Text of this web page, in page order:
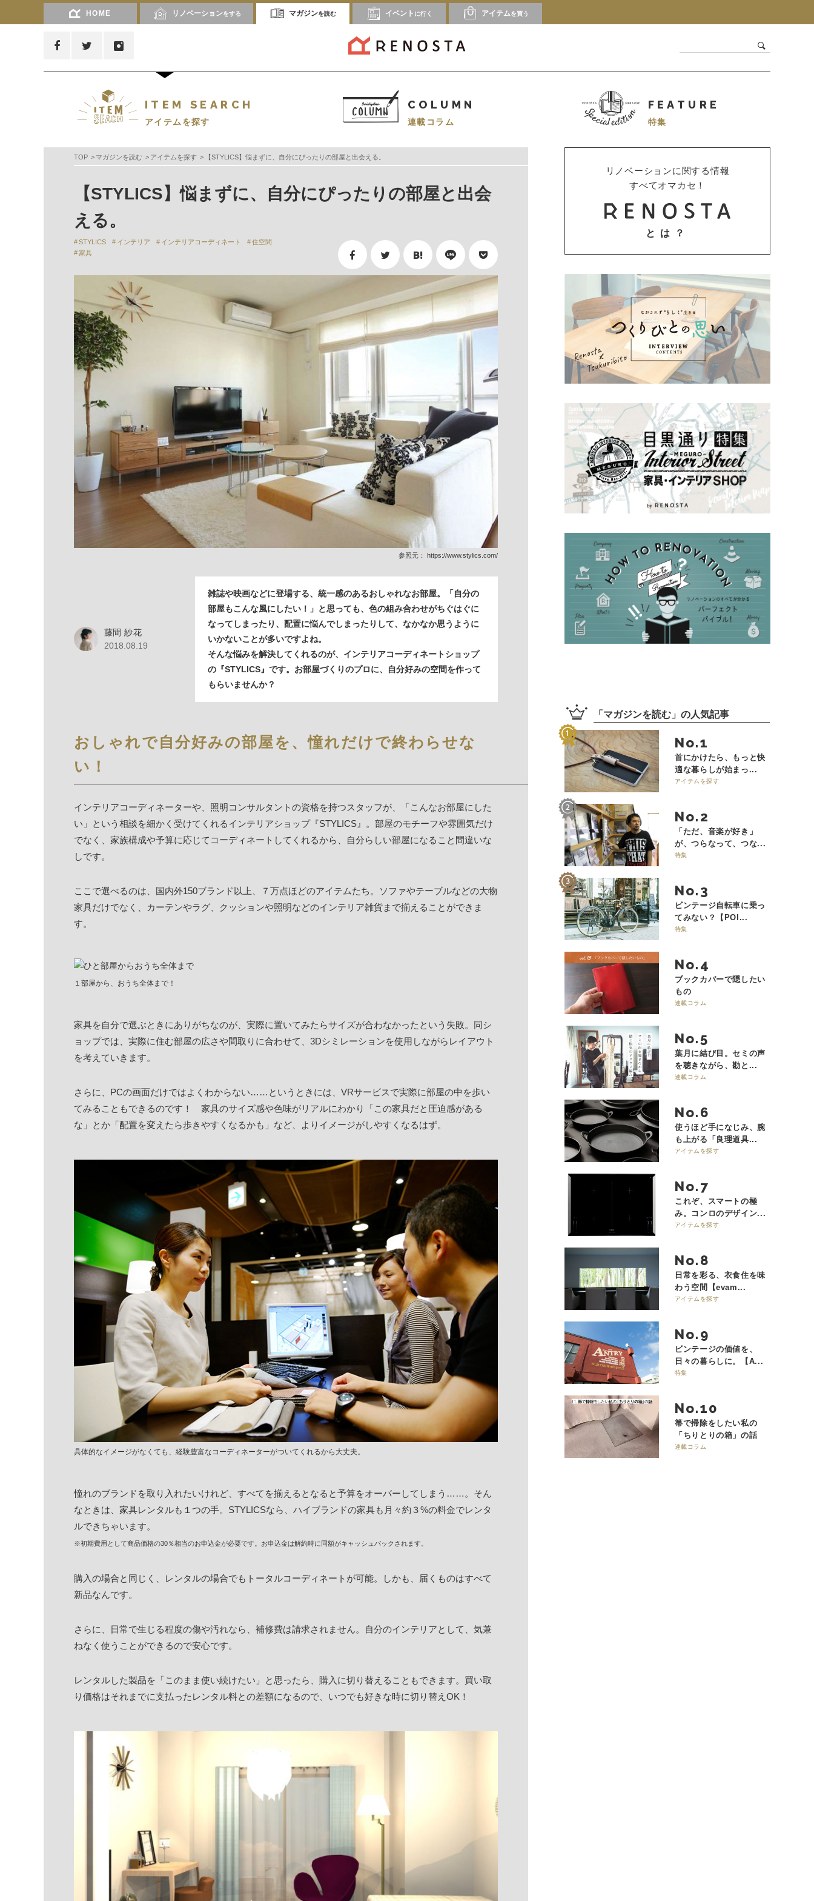
HOME リノベーションをする マガジンを読む イベント に行く アイテムを買う
ITEM SEARCH
アイテムを探す
COLUMN
連載コラム
FEATURE
特集
TOP マガジンを読む アイテムを探す 【STYLICS】悩まずに、自分にぴったりの部屋と出会える。
【STYLICS】悩まずに、自分にぴったりの部屋と出会
える。
STYLICS インテリア インテリアコーディネート
住空間
家具
参照元： https://www.stylics.com/
藤間 紗花
2018.08.19
雑誌や映画などに登場する、統一感のあるおしゃれなお部屋。「自分の
部屋もこんな風にしたい！」と思っても、色の組み合わせがちぐはぐに
なってしまったり、配置に悩んでしまったりして、なかなか思うように
いかないことが多いですよね。
そんな悩みを解決してくれるのが、インテリアコーディネートショップ
の『STYLICS』です。お部屋づくりのプロに、自分好みの空間を作って
もらいませんか？
おしゃれで自分好みの部屋を、憧れだけで終わらせな
い！
インテリアコーディネーターや、照明コンサルタントの資格を持つスタッフが、「こんなお部屋にした
い」という相談を細かく受けてくれるインテリアショップ『STYLICS』。部屋のモチーフや雰囲気だけ
でなく、家族構成や予算に応じてコーディネートしてくれるから、自分らしい部屋になること間違いな
しです。
ここで選べるのは、国内外150ブランド以上、７万点ほどのアイテムたち。
ソファやテーブルなどの大物
家具だけでなく、カーテンやラグ、クッションや照明などのインテリア雑貨まで揃えることができま
す。
１部屋から、おうち全体まで！
家具を自分で選ぶときにありがちなのが、実際に置いてみたらサイズが合わなかったという失敗。同シ
ョップでは、実際に住む部屋の広さや間取りに合わせて、3Dシミレーションを使用しながらレイアウト
を考えていきます。
さらに、PCの画面だけではよくわからない……というときには、VRサービスで実際に部屋の中を歩い
てみることもできるのです！ 家具のサイズ感や色味がリアルにわかり「この家具だと圧迫感がある
な」とか「配置を変えたら歩きやすくなるかも」など、よりイメージがしやすくなるはず。
具体的なイメージがなくても、経験豊富なコーディネーターがついてくれるから大丈夫。
憧れのブランドを取り入れたいけれど、すべてを揃えるとなると予算をオーバーしてしまう……。そん
なときは、家具レンタルも１つの手。STYLICSなら、ハイブランドの家具も月々約３%の料金でレンタ
ルできちゃいます。
※初期費用として商品価格の30％相当のお申込金が必要です。お申込金は解約時に同額がキャッシュバックされます。
購入の場合と同じく、レンタルの場合でもトータルコーディネートが可能。しかも、届くものはすべて
新品なんです。
さらに、日常で生じる程度の傷や汚れなら、補修費は請求されません。自分のインテリアとして、気兼
ねなく使うことができるので安心です。
レンタルした製品を「このまま使い続けたい」と思ったら、購入に切り替えることもできます。買い取
り価格はそれまでに支払ったレンタル料との差額になるので、いつでも好きな時に切り替えOK！
リノベーションに関する情報
すべてオマカセ！
とは？
「 マガジンを読む 」の人気記事
No.
首にかけたら、もっと快
適な暮らしが始まっ...
アイテムを探す
No.
「ただ、音楽が好き」
が、つらなって、つな...
特集
No.
ビンテージ自転車に乗っ
てみない？【POI...
特集
No.
ブックカバーで隠したい
もの
連載コラム
No.
葉月に結び目。セミの声
を聴きながら、勘と...
連載コラム
No.
使うほど手になじみ、腕
も上がる「良理道具...
アイテムを探す
No.
これぞ、スマートの極
み。コンロのデザイン...
アイテムを探す
No.
日常を彩る、衣食住を味
わう空間【evam...
アイテムを探す
No.
ビンテージの価値を、
日々の暮らしに。【A...
特集
No.
箒で掃除をしたい私の
「ちりとりの箱」の話
連載コラム